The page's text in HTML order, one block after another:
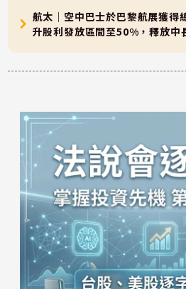
航太｜空中巴士於巴黎航展獲得
升股利發放區間至50%，釋放中